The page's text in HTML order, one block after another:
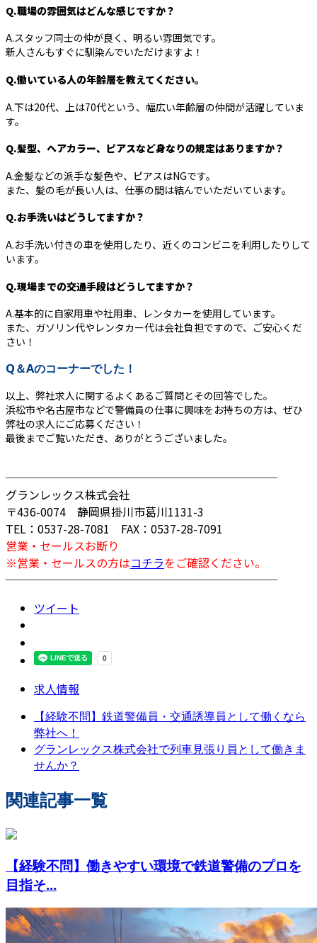
Q.職場の雰囲気はどんな感じですか？
A.スタッフ同士の仲が良く、明るい雰囲気です。
新人さんもすぐに馴染んでいただけますよ！
Q.働いている人の年齢層を教えてください。
A.下は20代、上は70代という、幅広い年齢層の仲間が活躍していま
す。
Q.髪型、ヘアカラー、ピアスなど身なりの規定はありますか？
A.金髪などの派手な髪色や、ピアスはNGです。
また、髪の毛が長い人は、仕事の間は結んでいただいています。
Q.お手洗いはどうしてますか？
A.お手洗い付きの車を使用したり、近くのコンビニを利用したりして
います。
Q.現場までの交通手段はどうしてますか？
A.基本的に自家用車や社用車、レンタカーを使用しています。
また、ガソリン代やレンタカー代は会社負担ですので、ご安心くだ
さい！
Q＆Aのコーナーでした！
以上、弊社求人に関するよくあるご質問とその回答でした。
浜松市や名古屋市などで警備員の仕事に興味をお持ちの方は、ぜひ
弊社の求人にご応募ください！
最後までご覧いただき、ありがとうございました。
────────────────────────
グランレックス株式会社
〒436-0074 静岡県掛川市葛川1131-3
TEL：0537-28-7081 FAX：0537-28-7091
営業・セールスお断り
※営業・セールスの方はコチラをご確認ください。
────────────────────────
ツイート
求人情報
【経験不問】鉄道警備員・交通誘導員として働くなら
弊社へ！
グランレックス株式会社で列車見張り員として働きま
せんか？
関連記事一覧
【経験不問】働きやすい環境で鉄道警備のプロを
目指そ...